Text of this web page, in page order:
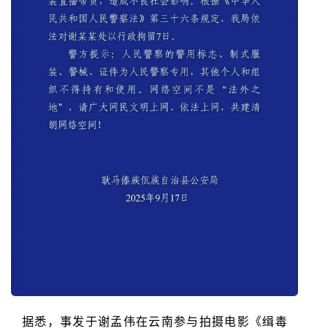
据悉，事发于谢孟伟在云南参与拍摄电影《缉毒